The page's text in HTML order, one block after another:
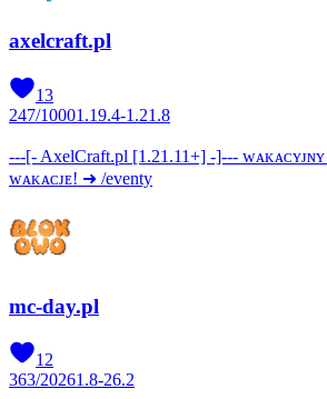
axelcraft.pl
13
247/10001.19.4-1.21.8
---[- AxelCraft.pl [1.21.11+] -]--- ᴡᴀᴋᴀᴄʏᴊɴʏ
ᴡᴀᴋᴀᴄᴊᴇ! ➜ /eventy
mc-day.pl
12
363/20261.8-26.2